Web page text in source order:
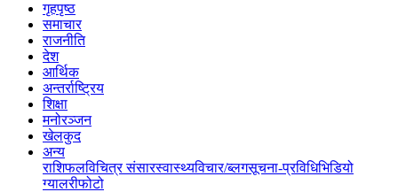
गृहपृष्ठ
समाचार
राजनीति
देश
आर्थिक
अन्तर्राष्ट्रिय
शिक्षा
मनोरञ्जन
खेलकुद
अन्य
राशिफलविचित्र संसारस्वास्थ्यविचार/ब्लगसूचना-प्रविधिभिडियो
ग्यालरीफोटो